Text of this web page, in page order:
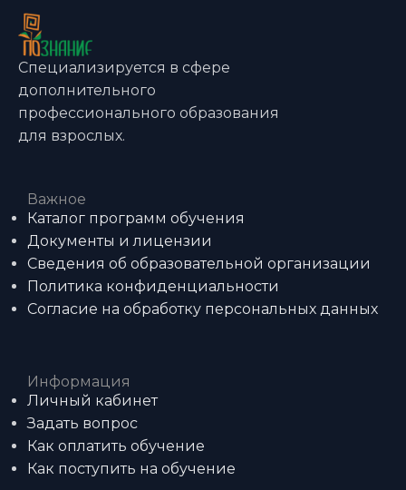
Специализируется в сфере
дополнительного
профессионального образования
для взрослых.
Важное
Каталог программ обучения
Документы и лицензии
Сведения об образовательной организации
Политика конфиденциальности
Согласие на обработку персональных данных
Информация
Личный кабинет
Задать вопрос
Как оплатить обучение
Как поступить на обучение